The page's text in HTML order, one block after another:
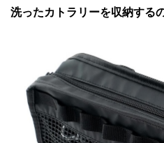
洗ったカトラリーを収納する